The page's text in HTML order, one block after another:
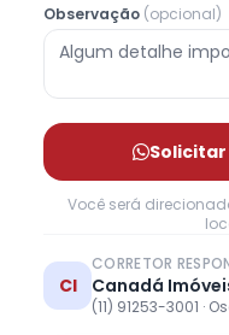
Observação (opcional)
Solicitar
Você será
CI
CORRETOR
Canadá
(11) 91253-3001 ·